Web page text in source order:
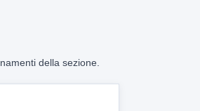
della sezione.